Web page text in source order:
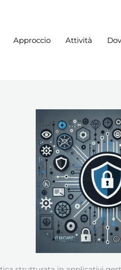
Approccio Attività